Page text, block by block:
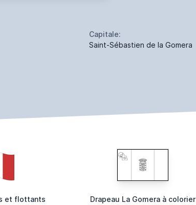
Capitale:
Saint-Sébastien de la Gomera
et flottants
Drapeau La Gomera à colorier